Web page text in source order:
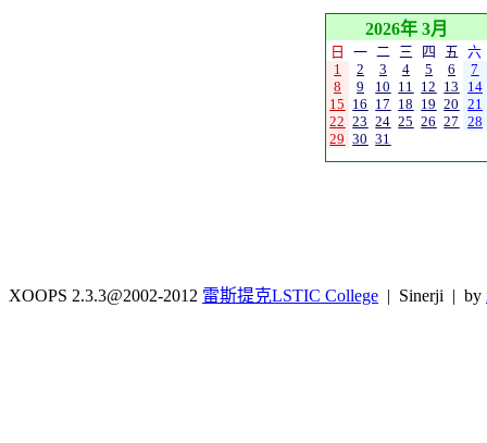
2026年 3月
日 一 二 三 四 五
六
1
2 3 4 5 6
7
8
9 10 11 12 13
14
15 16 17 18 19 20 21
22 23 24 25 26 27 28
29 30 31
XOOPS 2.3.3@2002-2012 雷斯提克LSTIC College | Sinerji | by